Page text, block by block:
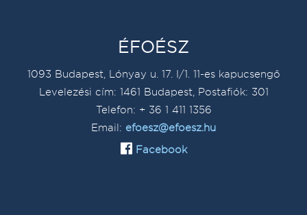
ÉFOÉSZ
1093 Budapest, Lónyay u. 17. I/1. 11-es kapucsengő
Levelezési cím: 1461 Budapest, Postafiók: 301
Telefon: + 36 1 411 1356
Email: efoesz@efoesz.hu
Facebook